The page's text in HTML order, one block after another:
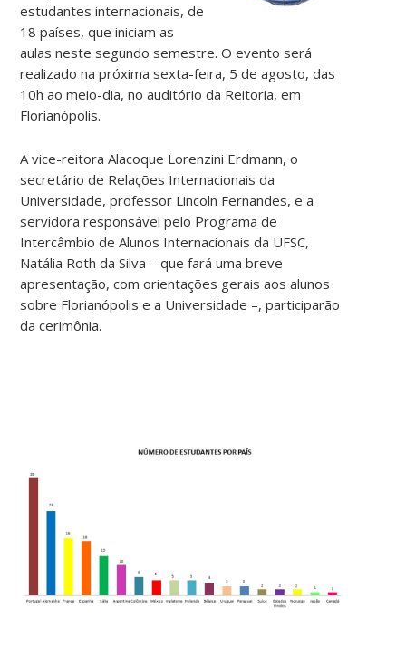
estudantes internacionais, de
18 países, que iniciam as
aulas neste segundo semestre. O evento será
realizado na próxima sexta-feira, 5 de agosto, das
10h ao meio-dia, no auditório da Reitoria, em
Florianópolis.
A vice-reitora Alacoque Lorenzini Erdmann, o
secretário de Relações Internacionais da
Universidade, professor Lincoln Fernandes, e a
servidora responsável pelo Programa de
Intercâmbio de Alunos Internacionais da UFSC,
Natália Roth da Silva – que fará uma breve
apresentação, com orientações gerais aos alunos
sobre Florianópolis e a Universidade –, participarão
da cerimônia.